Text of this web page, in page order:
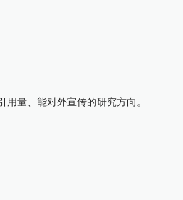
量、能对外宣传的研究方向。